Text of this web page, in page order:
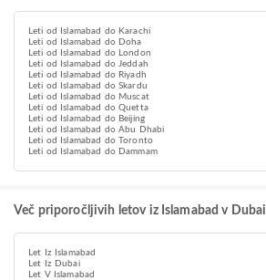
Leti od Islamabad do Karachi
Leti od Islamabad do Doha
Leti od Islamabad do London
Leti od Islamabad do Jeddah
Leti od Islamabad do Riyadh
Leti od Islamabad do Skardu
Leti od Islamabad do Muscat
Leti od Islamabad do Quetta
Leti od Islamabad do Beijing
Leti od Islamabad do Abu Dhabi
Leti od Islamabad do Toronto
Leti od Islamabad do Dammam
Več priporočljivih letov iz Islamabad v Dubai
Let Iz Islamabad
Let Iz Dubai
Let V Islamabad